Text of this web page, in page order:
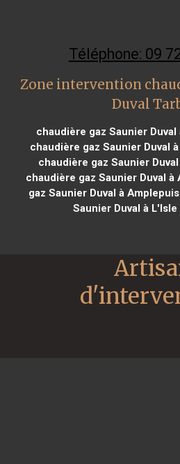
Téléphone: 09
Zone intervention
Duval
chaudière gaz Saunier Duval
chaudière gaz Saunier Duval
chaudière gaz Saunier
chaudière gaz Saunier Duval à
gaz Saunier Duval à Amplepuis
Saunier Duval à L'Isle